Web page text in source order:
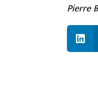
Pierre